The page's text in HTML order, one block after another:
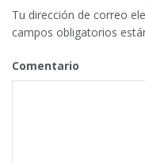
Tu dirección de correo
campos obligatorios
Comentario